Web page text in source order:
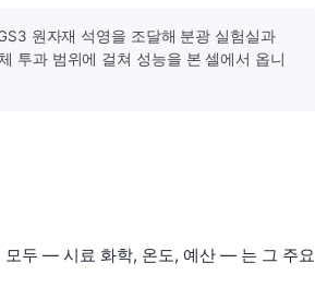
원자재 석영을 조달해 분광 실험실과
투과 범위에 걸쳐 성능을 본 셀에서 옵니
모두 — 시료 화학, 온도, 예산 — 는 그 주요